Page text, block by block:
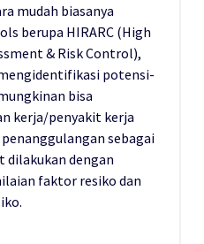
mudah biasanya
berupa HIRARC (High
& Risk Control),
potensi-
bisa
kerja/penyakit kerja
sebagai
dengan
faktor resiko dan